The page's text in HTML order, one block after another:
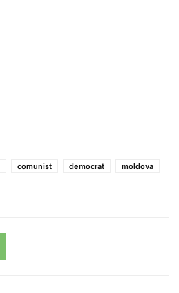
comunist democrat
moldova